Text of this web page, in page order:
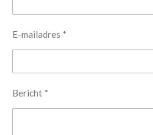
E-mailadres *
Bericht *